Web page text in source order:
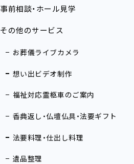
事前相談・ホール見学
その他のサービス
お葬儀ライブカメラ
想い出ビデオ制作
福祉対応霊柩車のご案内
香典返し・仏壇仏具・法要ギフト
法要料理・仕出し料理
遺品整理